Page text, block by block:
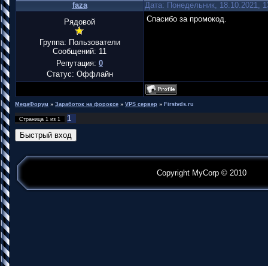
faza
Дата: Понедельник, 18.10.2021,
Рядовой
Группа: Пользователи
Сообщений: 11
Репутация: 0
Статус: Оффлайн
Спасибо за промокод.
MegaФорум » Заработок на фороксе » VPS сервер » Firstvds.ru
Страница 1 из 1 1
Copyright MyCorp © 2010